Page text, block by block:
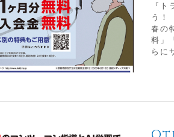
『
う！
春の
料」
らに